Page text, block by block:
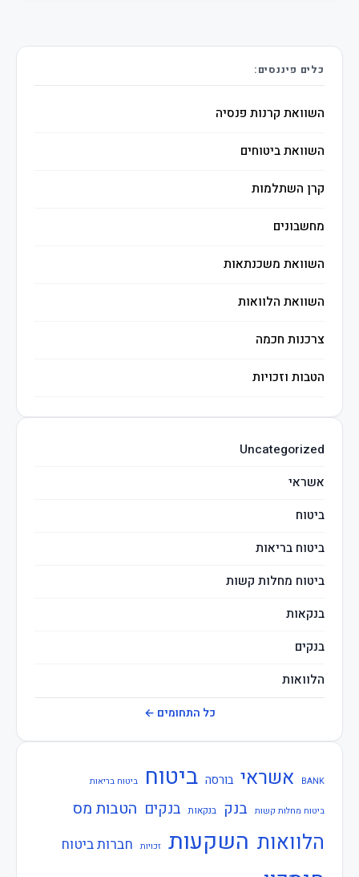
כלים פיננסים:
השוואת קרנות פנסיה
השוואת ביטוחים
קרן השתלמות
מחשבונים
השוואת משכנתאות
השוואת הלוואות
צרכנות חכמה
הטבות וזכויות
השקעות חכמות
מיסים
Uncategorized
אשראי
ביטוח
ביטוח בריאות
ביטוח מחלות קשות
בנקאות
בנקים
הלוואות
חוזרי בנק ישראל
חוזרי המפקח על הביטוח
חוזרי המפקח על הבנקים
חוזרי הפיקוח על הבנקים
כל התחומים ←
BANK אשראי בורסה ביטוח ביטוח בריאות
ביטוח מחלות קשות בנק בנקאות בנקים הטבות מס
הלוואות השקעות זכויות חברות ביטוח